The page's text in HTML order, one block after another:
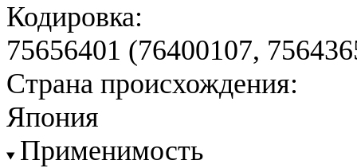
Кодировка:
75656401 (76400107,
Страна происхождения:
Япония
Применимость